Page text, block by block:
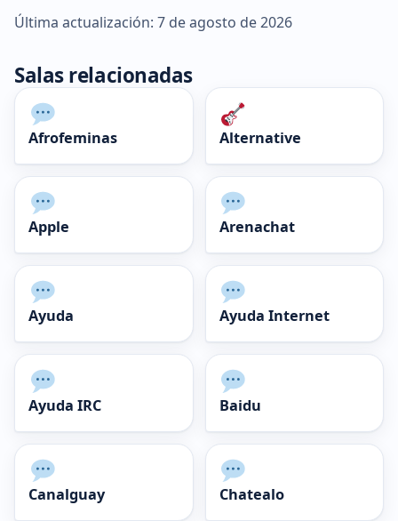
Última actualización: 7 de agosto de 2026
Salas relacionadas
Afrofeminas Alternative
Apple Arenachat
Ayuda Ayuda Internet
Ayuda IRC Baidu
Canalguay Chatealo